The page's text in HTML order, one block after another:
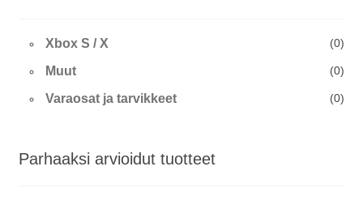
Xbox S / X (0)
Muut (0)
Varaosat ja tarvikkeet (0)
Parhaaksi arvioidut tuotteet